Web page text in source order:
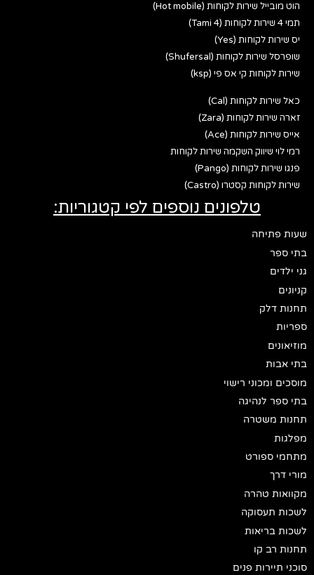
הוט מובייל שירות לקוחות (Hot mobile)
תמי 4 שירות לקוחות (Tami 4)
יס שירות לקוחות (Yes)
שופרסל שירות לקוחות (Shufersal)
שירות לקוחות קי אס פי (ksp)
כאל שירות לקוחות (Cal)
זארה שירות לקוחות (Zara)
אייס שירות לקוחות (Ace)
רמי לוי שיווק השקמה שירות לקוחות
פנגו שירות לקוחות (Pango)
שירות לקוחות קסטרו (Castro)
טלפונים נוספים לפי קטגוריות:
שעות פתיחה
בתי ספר
גני ילדים
קניונים
תחנות דלק
ספריות
מוזיאונים
בתי אבות
מוסכים ומכוני רישוי
בתי ספר לנהיגה
תחנות משטרה
מפלגות
מתחמי ספורט
מורי דרך
מקוואות טהרה
לשכות תעסוקה
לשכות בריאות
תחנות רב קו
סוכני תיירות פנים